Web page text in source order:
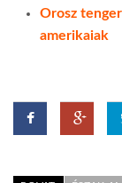
Orosz
amerikaiak